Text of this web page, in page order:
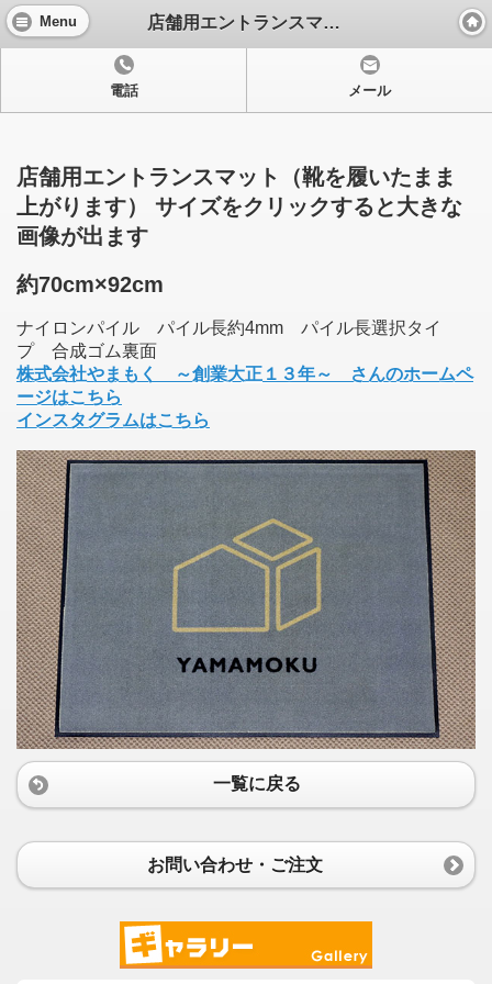
Menu 店舗用エントランスマット
電話 メール
店舗用エントランスマット（靴を履いたまま
上がります） サイズをクリックすると大きな
画像が出ます
約70cm×92cm
ナイロンパイル パイル長約4mm パイル長選択タイ
プ 合成ゴム裏面
株式会社やまもく ～創業大正１３年～ さんのホームペ
ージはこちら
インスタグラムはこちら
一覧に戻る
お問い合わせ・ご注文